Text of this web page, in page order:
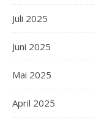
Juli 2025
Juni 2025
Mai 2025
April 2025